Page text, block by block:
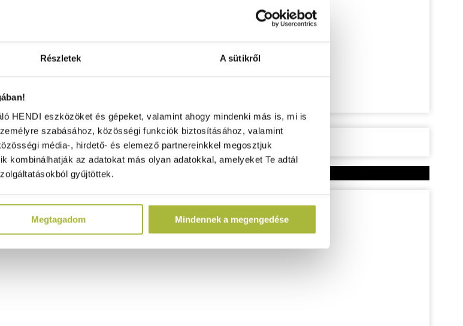
Részletek A sütikről
HENDI eszközöket és gépeket, valamint ahogy mindenki más is, mi is
szabásához, közösségi funkciók biztosításához, valamint
média-, hirdető- és elemező partnereinkkel megosztjuk
kombinálhatják az adatokat más olyan adatokkal, amelyeket Te adtál
gyűjtöttek.
Megtagadom Mindennek a megengedése